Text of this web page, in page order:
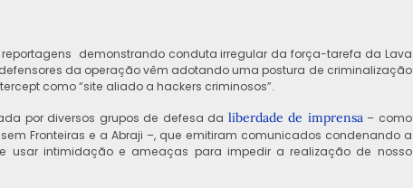
demonstrando conduta irregular da força-tarefa da Lava
da operação vêm adotando uma postura de criminalização
como “site aliado a hackers criminosos”.
por diversos grupos de defesa da liberdade de imprensa– como
Fronteiras e a Abraji –, que emitiram comunicados condenando a
usar intimidação e ameaças para impedir a realização de nosso